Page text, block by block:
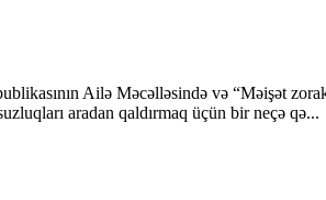
Ailə Məcəlləsində və “Məişət
aradan qaldırmaq üçün bir neçə qə...